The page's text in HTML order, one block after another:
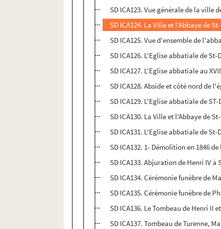
SD ICA123. Vue générale de la ville
SD ICA124. La Ville et l'Abbaye de
SD ICA125. Vue d'ensemble de
SD ICA126. L'Eglise abbatiale de
SD ICA127. L'Eglise abbatiale au
SD ICA128. Abside et côté nord de
SD ICA129. L'Eglise abbatiale de
SD ICA130. La Ville et l'Abbaye de
SD ICA131. L'Eglise abbatiale de
SD ICA132. 1- Démolition en 1846
SD ICA133. Abjuration de Henri IV à
SD ICA134. Cérémonie funèbre de
SD ICA135. Cérémonie funèbre de
SD ICA136. Le Tombeau de Henri
SD ICA137. Tombeau de Turenne,